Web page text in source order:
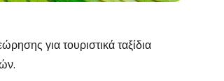
για τουριστικά ταξίδια